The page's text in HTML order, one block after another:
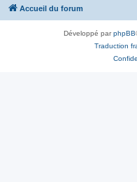
Accueil du forum
Développé parphpBB
Traduction